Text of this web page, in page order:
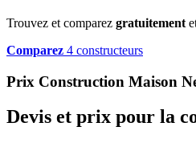
Trouvez et comparez gratuitement
Comparez 4 constructeurs
Prix Construction Maison
Devis et prix pour la